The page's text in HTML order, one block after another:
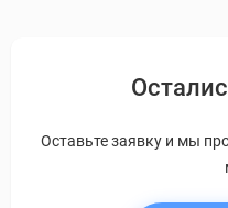
Оставьте заявку и мы